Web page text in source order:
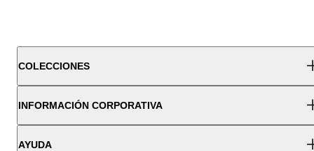
COLECCIONES
INFORMACIÓN CORPORATIVA
AYUDA